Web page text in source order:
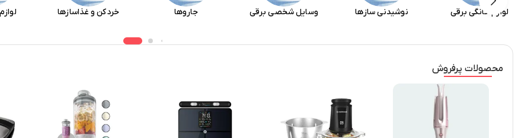
خانه و آشپزخانه لباسشویی و ظرفشویی لوازم خانگی برقی نوشیدنی سازها وسایل شخصی برقی
محصولات پرفروش